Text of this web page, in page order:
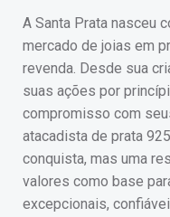
A Santa Prata nasceu
mercado de joias em
revenda. Desde sua
suas ações por
compromisso com
atacadista de prata
conquista, mas uma
valores como base
excepcionais,